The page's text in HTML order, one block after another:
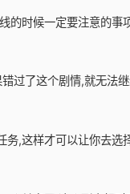
的时候一定要注意的
过了这个剧情,就无法
,这样才可以让你去